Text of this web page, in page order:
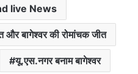
live News
और बागेश्वर की रोमांचक जीत
यू.एस.नगर बनाम बागेश्वर